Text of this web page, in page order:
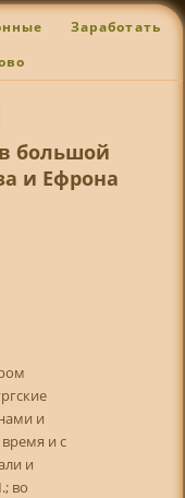
Заработать
большой
и Ефрона
и
и с
и
во